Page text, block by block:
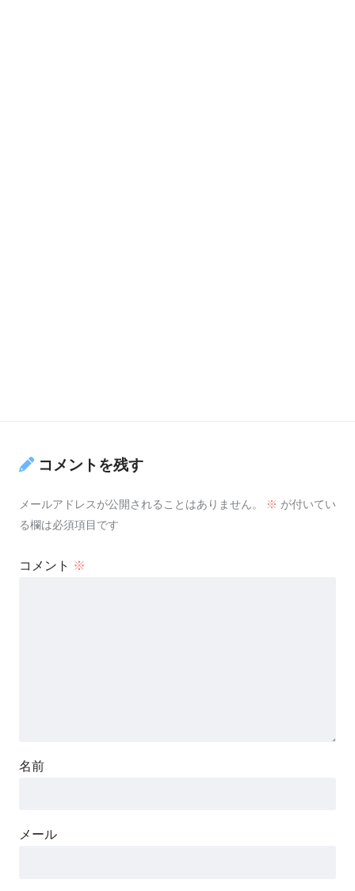
コメントを残す
メールアドレスが公開されることはありません。 ※ が付いてい
る欄は必須項目です
コメント ※
名前
メール